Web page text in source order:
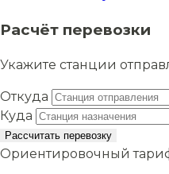
Расчёт перевозки
Укажите станции
Откуда
Куда
Рассчитать перевозку
Ориентировочный